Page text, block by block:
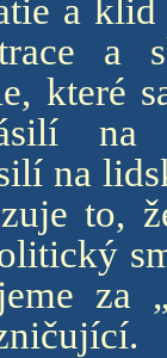
a
a
které
na
na
to,
za